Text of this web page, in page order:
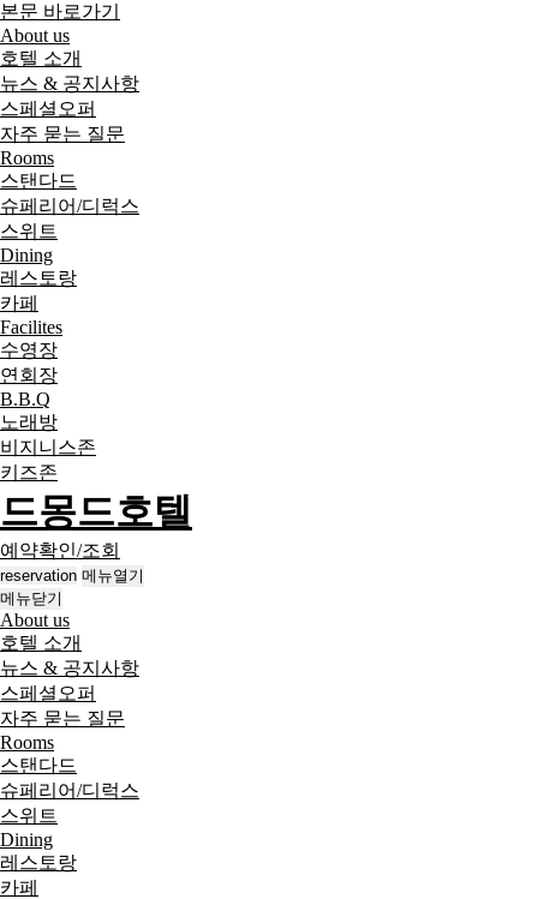
본문 바로가기
About us
호텔 소개
뉴스 & 공지사항
스페셜오퍼
자주 묻는 질문
Rooms
스탠다드
슈페리어/디럭스
스위트
Dining
레스토랑
카페
Facilites
수영장
연회장
B.B.Q
노래방
비지니스존
키즈존
드몽드호텔
예약확인/조회
reservation 메뉴열기
메뉴닫기
About us
호텔 소개
뉴스 & 공지사항
스페셜오퍼
자주 묻는 질문
Rooms
스탠다드
슈페리어/디럭스
스위트
Dining
레스토랑
카페